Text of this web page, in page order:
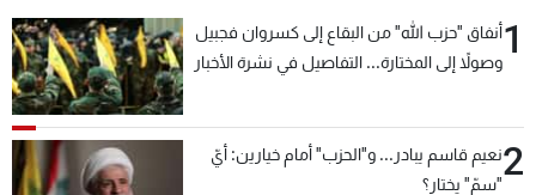
1أنفاق "حزب الله" من البقاع إلى كسروان فجبيل
وصولاً إلى المختارة... التفاصيل في نشرة الأخبار
2نعيم قاسم يبادر... و"الحزب" أمام خيارين: أيّ
"سمّ" يختار؟